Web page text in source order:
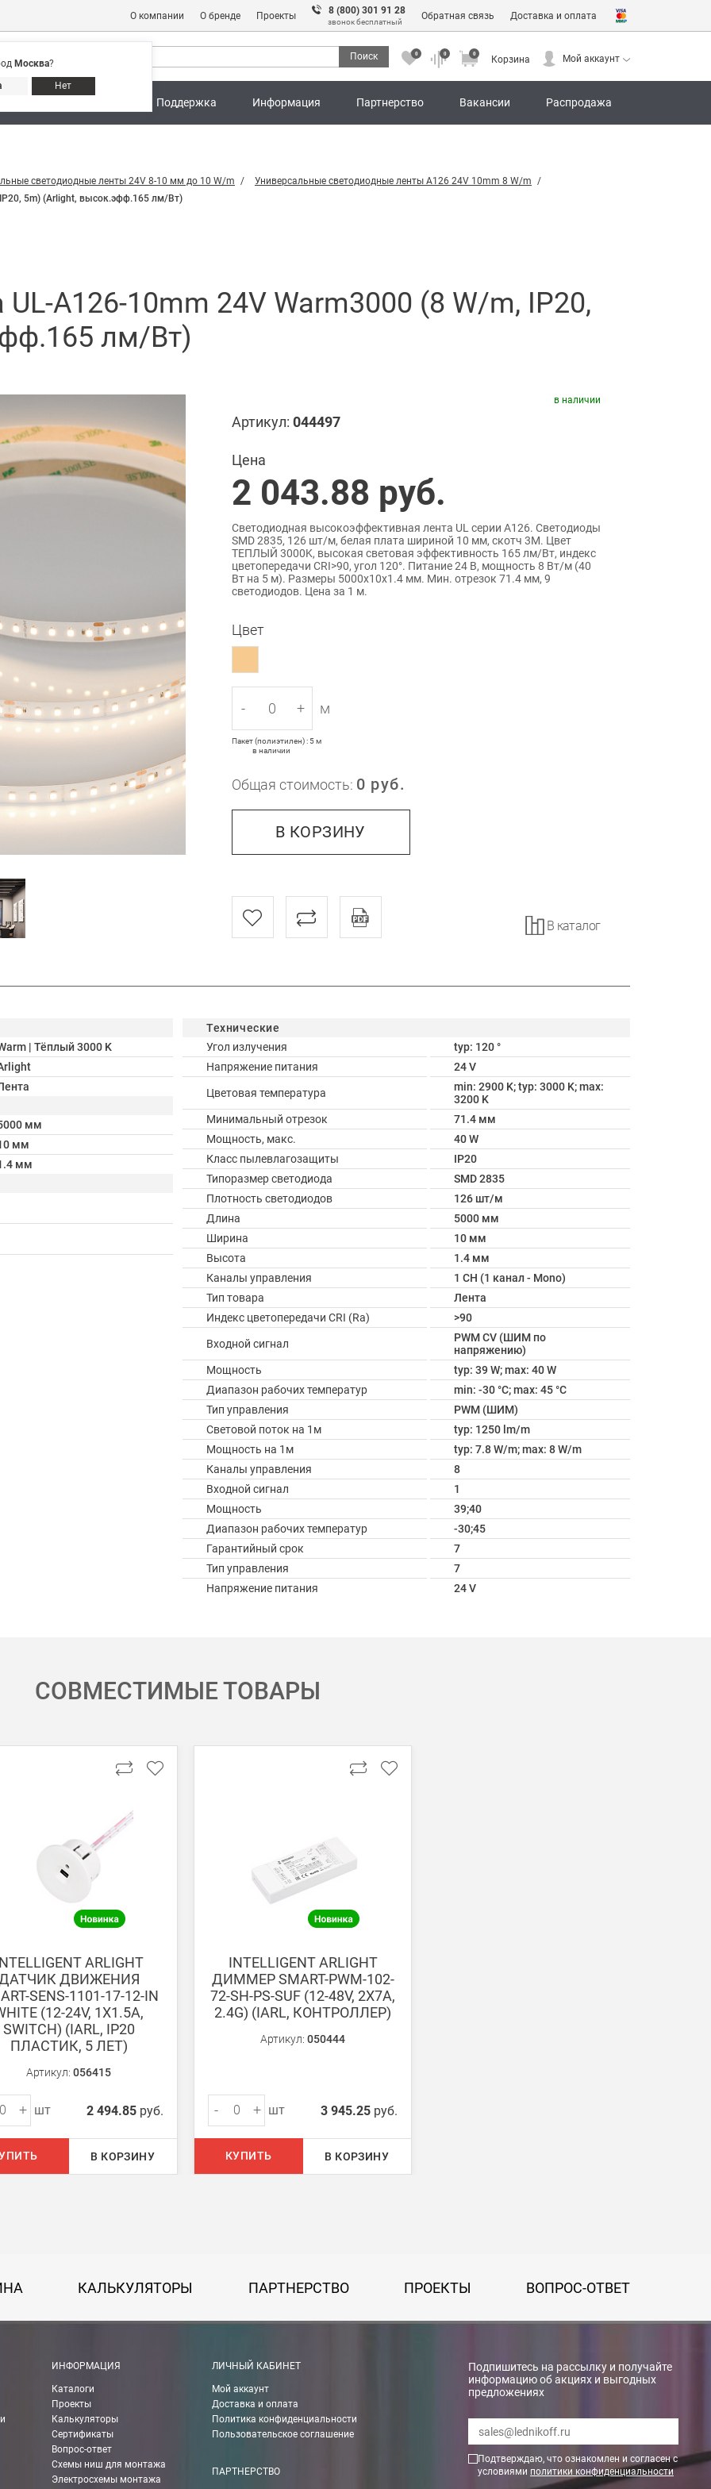
Москва?
Нет
О компании О бренде Проекты 8 (800) 301 91 28
звонок бесплатный
Обратная связь Доставка и оплата
Поиск 0 0 0
Корзина Мой аккаунт
Поддержка Информация Партнерство Вакансии Распродажа
Адреса магазинов 8 (800) 301 91 28 Корзина Мой аккаунт
светодиодные ленты 24V 8-10 мм до 10 W/m
Универсальные светодиодные ленты A126 24V 10mm 8 W/m
5m) (Arlight, высок.эфф.165 лм/Вт)
A126-10mm 24V Warm3000 (8 W/m, IP20,
лм/Вт)
в наличии
Артикул: 044497
Цена
2 043.88 руб.
Светодиодная высокоэффективная лента UL серии A126. Светодиоды
SMD 2835, 126 шт/м, белая плата шириной 10 мм, скотч 3M. Цвет
ТЕПЛЫЙ 3000K, высокая световая эффективность 165 лм/Вт, индекс
цветопередачи CRI>90, угол 120°. Питание 24 В, мощность 8 Вт/м (40
Вт на 5 м). Размеры 5000x10x1.4 мм. Мин. отрезок 71.4 мм, 9
светодиодов. Цена за 1 м.
Цвет
- + м
Пакет (полиэтилен) : 5 м
в наличии
Общая стоимость: 0 руб.
В КОРЗИНУ
В каталог
| Тёплый 3000 K
мм
мм
мм
Технические
Угол излучения
typ: 120 °
Напряжение питания
24 V
Цветовая температура
min: 2900 K; typ: 3000 K; max:
3200 K
Минимальный отрезок
71.4 мм
Мощность, макс.
40 W
Класс пылевлагозащиты
IP20
Типоразмер светодиода
SMD 2835
Плотность светодиодов
126 шт/м
Длина
5000 мм
Ширина
10 мм
Высота
1.4 мм
Каналы управления
1 CH (1 канал - Mono)
Тип товара
Лента
Индекс цветопередачи CRI (Ra)
>90
Входной сигнал
PWM СV (ШИМ по
напряжению)
Мощность
typ: 39 W; max: 40 W
Диапазон рабочих температур
min: -30 °C; max: 45 °C
Тип управления
PWM (ШИМ)
Световой поток на 1м
typ: 1250 lm/m
Мощность на 1м
typ: 7.8 W/m; max: 8 W/m
Каналы управления
8
Входной сигнал
1
Мощность
39;40
Диапазон рабочих температур
-30;45
Гарантийный срок
7
Тип управления
7
Напряжение питания
24 V
для Москвы, Московской области и Санкт-Петербурга.
в любом удобном Вам банке.
для уточнения даты доставки. Обратите внимание, что деньги поступают на наш счет в течении 3-5 дней.
из нашихмагазинов
Boxberry. При оформлении заказа выберете «Доставка Boxberry»
в другие города России.
СОВМЕСТИМЫЕ ТОВАРЫ
ARLIGHT
ДВИЖЕНИЯ
SENS-1101-17-12-IN
(12-24V, 1X1.5A,
SWITCH) (IARL, IP20
ПЛАСТИК, 5 ЛЕТ)
Артикул: 056415
+ шт 2 494.85 руб.
В КОРЗИНУ
INTELLIGENT ARLIGHT
ДИММЕР SMART-PWM-102-
72-SH-PS-SUF (12-48V, 2X7A,
2.4G) (IARL, КОНТРОЛЛЕР)
Артикул: 050444
- + шт 3 945.25 руб.
КУПИТЬ В КОРЗИНУ
КАЛЬКУЛЯТОРЫ ПАРТНЕРСТВО ПРОЕКТЫ ВОПРОС-ОТВЕТ
ИНФОРМАЦИЯ
Каталоги
Проекты
Калькуляторы
Сертификаты
Вопрос-ответ
Схемы ниш для монтажа
Электросхемы монтажа
ЛИЧНЫЙ КАБИНЕТ
Мой аккаунт
Доставка и оплата
Политика конфиденциальности
Пользовательское соглашение
ПАРТНЕРСТВО
Подпишитесь на рассылку и получайте
информацию об акциях и выгодных
предложениях
Подтверждаю, что ознакомлен и согласен с
условиями политики конфиденциальности